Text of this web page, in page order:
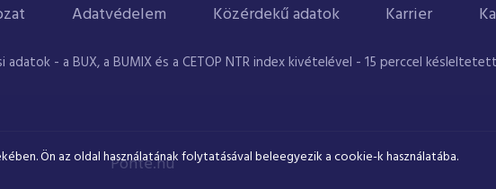
Adatvédelem Közérdekű adatok Karrier
- a BUX, a BUMIX és a CETOP NTR index kivételével - 15 perccel
Ponte.hu
Ön az oldal használatának folytatásával beleegyezik a cookie-k használatába.